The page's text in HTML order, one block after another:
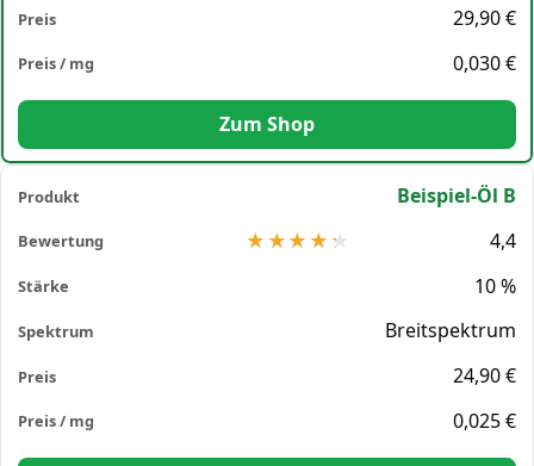
29,90 €
0,030 €
Zum Shop
Beispiel-Öl B
4,4
10 %
Breitspektrum
24,90 €
0,025 €